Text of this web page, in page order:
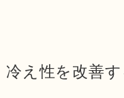
冷え性を改善す